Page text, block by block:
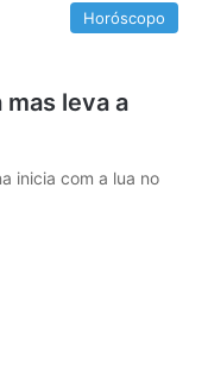
Horóscopo
leva a
inicia com a lua no